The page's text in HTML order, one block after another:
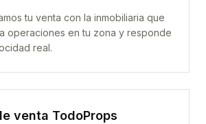
tu venta con la inmobiliaria que
operaciones en tu zona y responde
real.
venta TodoProps